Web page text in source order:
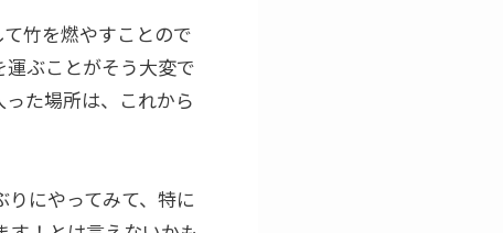
竹を燃やすことので
ぶことがそう大変で
た場所は、これから
にやってみて、特に